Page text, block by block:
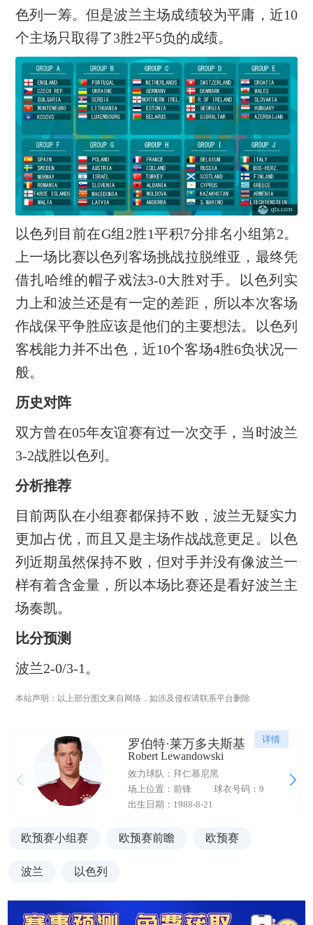
色列一筹。但是波兰主场成绩较为平庸，近10
个主场只取得了3胜2平5负的成绩。
以色列目前在G组2胜1平积7分排名小组第2。
上一场比赛以色列客场挑战拉脱维亚，最终凭
借扎哈维的帽子戏法3-0大胜对手。以色列实
力上和波兰还是有一定的差距，所以本次客场
作战保平争胜应该是他们的主要想法。以色列
客栈能力并不出色，近10个客场4胜6负状况一
般。
历史对阵
双方曾在05年友谊赛有过一次交手，当时波兰
3-2战胜以色列。
分析推荐
目前两队在小组赛都保持不败，波兰无疑实力
更加占优，而且又是主场作战战意更足。以色
列近期虽然保持不败，但对手并没有像波兰一
样有着含金量，所以本场比赛还是看好波兰主
场奏凯。
比分预测
波兰2-0/3-1。
本站声明：以上部分图文来自网络，如涉及侵权请联系平台删除
详情
罗伯特·莱万多夫斯基
Robert Lewandowski
效力球队：拜仁慕尼黑
场上位置：前锋
球衣号码：9
出生日期：1988-8-21
欧预赛小组赛 欧预赛前瞻 欧预赛
波兰 以色列